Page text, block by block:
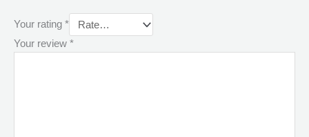
Your rating *
Your review *